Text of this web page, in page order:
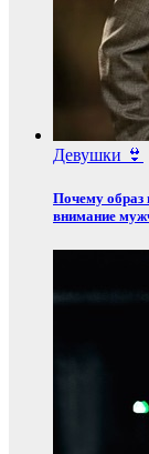
Девушки 👙
Почему образ
внимание